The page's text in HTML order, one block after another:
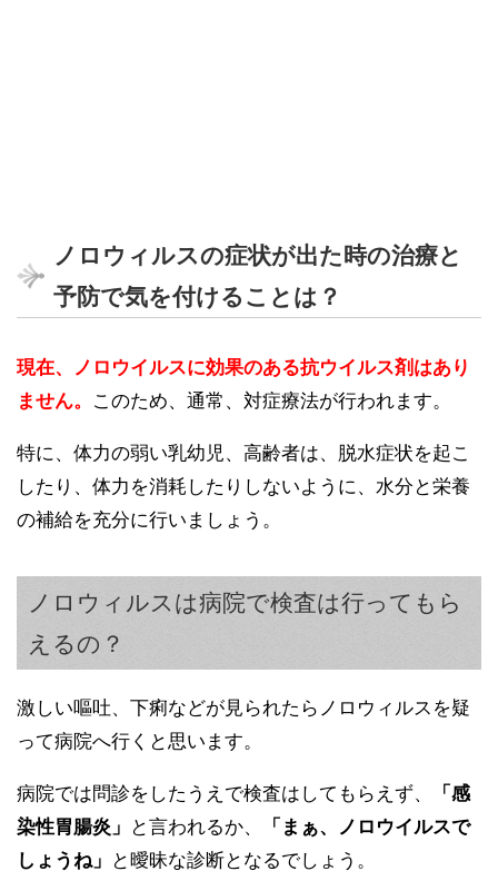
ノロウィルスの症状が出た時の治療と
予防で気を付けることは？
現在、ノロウイルスに効果のある抗ウイルス剤はあり
ません。
このため、通常、対症療法が行われます。
特に、体力の弱い乳幼児、高齢者は、脱水症状を起こ
したり、体力を消耗したりしないように、水分と栄養
の補給を充分に行いましょう。
ノロウィルスは病院で検査は行ってもら
えるの？
激しい嘔吐、下痢などが見られたらノロウィルスを疑
って病院へ行くと思います。
病院では問診をしたうえで検査はしてもらえず、
「感
染性胃腸炎」
と言われるか、
「まぁ、ノロウイルスで
しょうね」
と曖昧な診断となるでしょう。